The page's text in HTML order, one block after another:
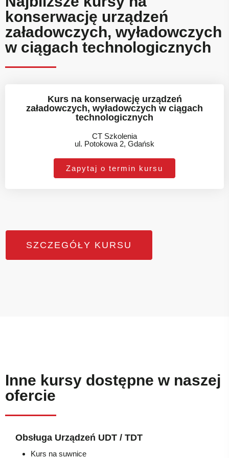
konserwację urządzeń
załadowczych, wyładowczych
w ciągach technologicznych
Kurs na konserwację urządzeń
załadowczych, wyładowczych w ciągach
technologicznych
CT Szkolenia
ul. Potokowa 2, Gdańsk
Zapytaj o termin kursu
SZCZEGÓŁY KURSU
Inne kursy dostępne w naszej
ofercie
Obsługa Urządzeń UDT / TDT
Kurs na suwnice